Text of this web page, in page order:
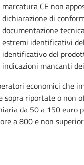
marcatura CE non
dichiarazione di
documentazione
estremi identificativi
identificativo del
indicazioni mancanti
economici che
sopra riportate o non
da 50 a 150 euro
a 800 e non